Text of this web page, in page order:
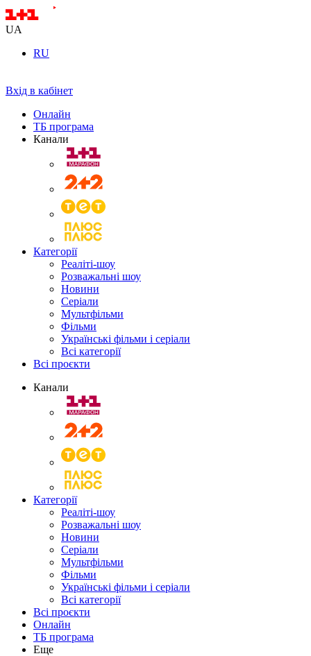
UA
RU
Вхід в кабінет
Онлайн
ТБ програма
Канали
Категорії
Реаліті-шоу
Розважальні шоу
Новини
Серіали
Мультфільми
Фільми
Українські фільми і серіали
Всі категорії
Всі проєкти
Канали
Категорії
Реаліті-шоу
Розважальні шоу
Новини
Серіали
Мультфільми
Фільми
Українські фільми і серіали
Всі категорії
Всі проєкти
Онлайн
ТБ програма
Еще